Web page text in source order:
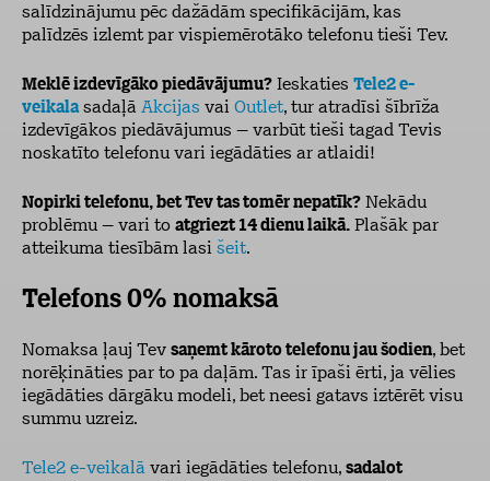
salīdzinājumu pēc dažādām specifikācijām, kas
palīdzēs izlemt par vispiemērotāko telefonu tieši Tev.
Meklē izdevīgāko piedāvājumu? Ieskaties Tele2 e-
veikalasadaļā Akcijas vai Outlet, tur atradīsi šībrīža
izdevīgākos piedāvājumus – varbūt tieši tagad Tevis
noskatīto telefonu vari iegādāties ar atlaidi!
Nopirki telefonu, bet Tev tas tomēr nepatīk? Nekādu
problēmu – vari to atgriezt 14 dienu laikā. Plašāk par
atteikuma tiesībām lasi šeit.
Telefons 0% nomaksā
Nomaksa ļauj Tev saņemt kāroto telefonu jau šodien, bet
norēķināties par to pa daļām. Tas ir īpaši ērti, ja vēlies
iegādāties dārgāku modeli, bet neesi gatavs iztērēt visu
summu uzreiz.
Tele2 e-veikalā vari iegādāties telefonu, sadalot